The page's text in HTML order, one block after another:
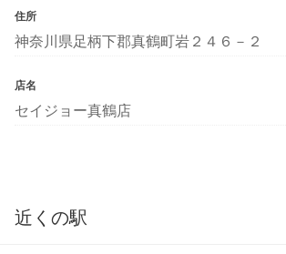
住所
神奈川県足柄下郡真鶴町岩２４６－２
店名
セイジョー真鶴店
近くの駅